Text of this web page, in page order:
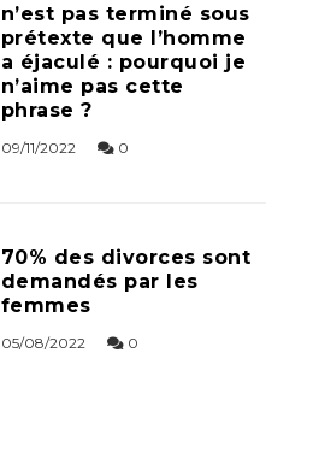
n’est pas terminé sous
prétexte que l’homme
a éjaculé : pourquoi je
n’aime pas cette
phrase ?
09/11/2022 0
70% des divorces sont
demandés par les
femmes
05/08/2022 0